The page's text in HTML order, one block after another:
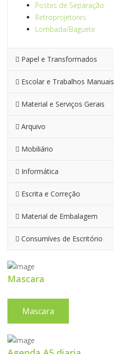
Postes de Separação
Retroprojetores
Lombada/Baguete
Papel e Transformados
Escolar e Trabalhos Manuais
Material e Serviços Gerais
Arquivo
Mobiliário
Informática
Escrita e Correção
Material de Embalagem
Consumíves de Escritório
Mascara
Mascara